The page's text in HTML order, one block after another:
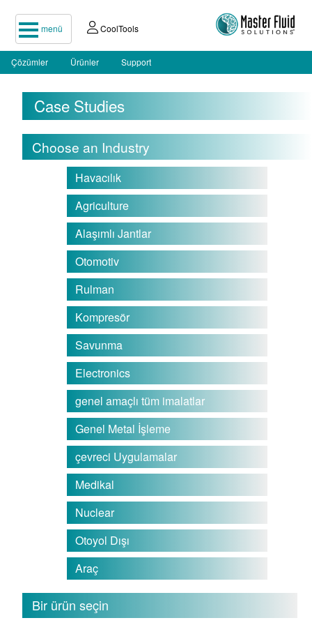
menü CoolTools
Çözümler Ürünler Support
Case Studies
Choose an Industry
Havacılık
Agriculture
Alaşımlı Jantlar
Otomotiv
Rulman
Kompresör
Savunma
Electronics
genel amaçlı tüm imalatlar
Genel Metal İşleme
çevreci Uygulamalar
Medikal
Nuclear
Otoyol Dışı
Araç
Bir ürün seçin